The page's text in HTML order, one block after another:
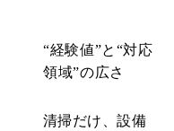
“経験値”と“対応
領域”の広さ
清掃だけ、設備